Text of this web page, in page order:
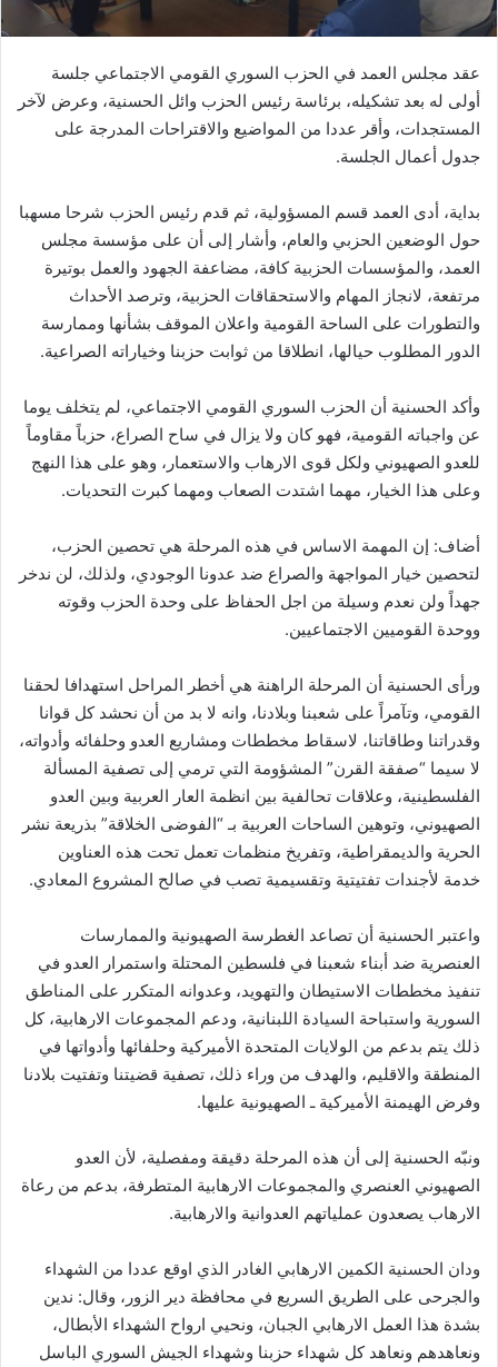
عقد مجلس العمد في الحزب السوري القومي الاجتماعي جلسة
أولى له بعد تشكيله، برئاسة رئيس الحزب وائل الحسنية، وعرض لآخر
المستجدات، وأقر عددا من المواضيع والاقتراحات المدرجة على
جدول أعمال الجلسة.
بداية، أدى العمد قسم المسؤولية، ثم قدم رئيس الحزب شرحا مسهبا
حول الوضعين الحزبي والعام، وأشار إلى أن على مؤسسة مجلس
العمد، والمؤسسات الحزبية كافة، مضاعفة الجهود والعمل بوتيرة
مرتفعة، لانجاز المهام والاستحقاقات الحزبية، وترصد الأحداث
والتطورات على الساحة القومية واعلان الموقف بشأنها وممارسة
الدور المطلوب حيالها، انطلاقا من ثوابت حزبنا وخياراته الصراعية.
وأكد الحسنية أن الحزب السوري القومي الاجتماعي، لم يتخلف يوما
عن واجباته القومية، فهو كان ولا يزال في ساح الصراع، حزباً مقاوماً
للعدو الصهيوني ولكل قوى الارهاب والاستعمار، وهو على هذا النهج
وعلى هذا الخيار، مهما اشتدت الصعاب ومهما كبرت التحديات.
أضاف: إن المهمة الاساس في هذه المرحلة هي تحصين الحزب،
لتحصين خيار المواجهة والصراع ضد عدونا الوجودي، ولذلك، لن ندخر
جهداً ولن نعدم وسيلة من اجل الحفاظ على وحدة الحزب وقوته
ووحدة القوميين الاجتماعيين.
ورأى الحسنية أن المرحلة الراهنة هي أخطر المراحل استهدافا لحقنا
القومي، وتآمراً على شعبنا وبلادنا، وانه لا بد من أن نحشد كل قوانا
وقدراتنا وطاقاتنا، لاسقاط مخططات ومشاريع العدو وحلفائه وأدواته،
لا سيما “صفقة القرن” المشؤومة التي ترمي إلى تصفية المسألة
الفلسطينية، وعلاقات تحالفية بين انظمة العار العربية وبين العدو
الصهيوني، وتوهين الساحات العربية بـ “الفوضى الخلاقة” بذريعة نشر
الحرية والديمقراطية، وتفريخ منظمات تعمل تحت هذه العناوين
خدمة لأجندات تفتيتية وتقسيمية تصب في صالح المشروع المعادي.
واعتبر الحسنية أن تصاعد الغطرسة الصهيونية والممارسات
العنصرية ضد أبناء شعبنا في فلسطين المحتلة واستمرار العدو في
تنفيذ مخططات الاستيطان والتهويد، وعدوانه المتكرر على المناطق
السورية واستباحة السيادة اللبنانية، ودعم المجموعات الارهابية، كل
ذلك يتم بدعم من الولايات المتحدة الأميركية وحلفائها وأدواتها في
المنطقة والاقليم، والهدف من وراء ذلك، تصفية قضيتنا وتفتيت بلادنا
وفرض الهيمنة الأميركية ـ الصهيونية عليها.
ونبّه الحسنية إلى أن هذه المرحلة دقيقة ومفصلية، لأن العدو
الصهيوني العنصري والمجموعات الارهابية المتطرفة، بدعم من رعاة
الارهاب يصعدون عملياتهم العدوانية والارهابية.
ودان الحسنية الكمين الارهابي الغادر الذي اوقع عددا من الشهداء
والجرحى على الطريق السريع في محافظة دير الزور، وقال: ندين
بشدة هذا العمل الارهابي الجبان، ونحيي ارواح الشهداء الأبطال،
ونعاهدهم ونعاهد كل شهداء حزبنا وشهداء الجيش السوري الباسل